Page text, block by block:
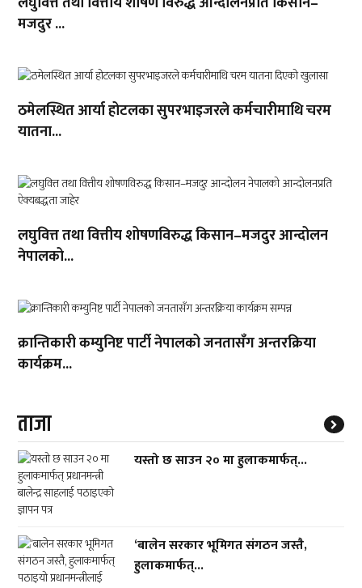
मजदुर ...
ठमेलस्थित आर्या होटलका सुपरभाइजरले कर्मचारीमाथि चरम
यातना...
लघुवित्त तथा वित्तीय शोषणविरुद्ध किसान–मजदुर आन्दोलन
नेपालको...
क्रान्तिकारी कम्युनिष्ट पार्टी नेपालको जनतासँग अन्तरक्रिया
कार्यक्रम...
ताजा
यस्तो छ साउन २० मा हुलाकमार्फत्...
‘बालेन सरकार भूमिगत संगठन जस्तै,
हुलाकमार्फत्...